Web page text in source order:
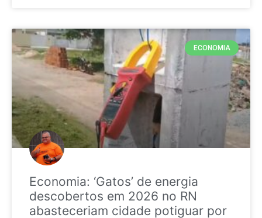
ECONOMIA
Economia: ‘Gatos’ de energia
descobertos em 2026 no RN
abasteceriam cidade potiguar por